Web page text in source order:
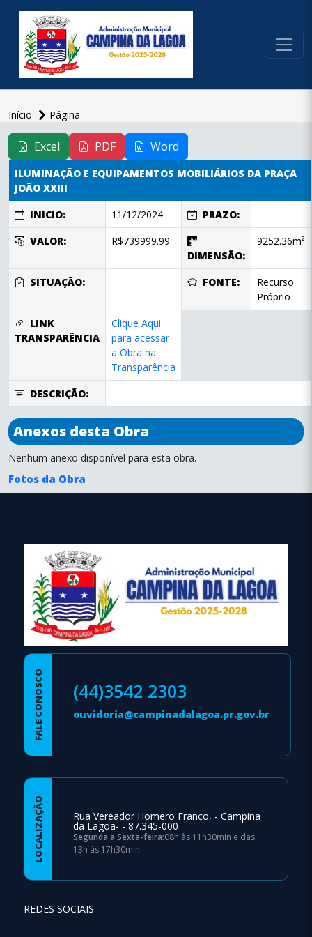
Início
Página
principalExcel PDF Word
ILUMINAÇÃO E EQUIPAMENTOS MOBILIÁRIOS DA PRAÇA
JOÃO XXIII
INICIO:
11/12/2024
PRAZO:
VALOR:
R$739999.99
DIMENSÃO:
9252.36m²
SITUAÇÃO: FONTE:
Recurso
Próprio
LINK
TRANSPARÊNCIA
Clique Aqui
para acessar
a Obra na
Transparência
DESCRIÇÃO:
Anexos desta Obra
Nenhum anexo disponível para esta obra.
Fotos da Obra
FALE CONOSCO (44)3542 2303
ouvidoria@campinadalagoa.pr.gov.br
LOCALIZAÇÃO Rua Vereador Homero Franco, - Campina
da Lagoa- - 87.345-000
Segunda a Sexta-feira:08h às 11h30min e das
13h às 17h30min
REDES SOCIAIS